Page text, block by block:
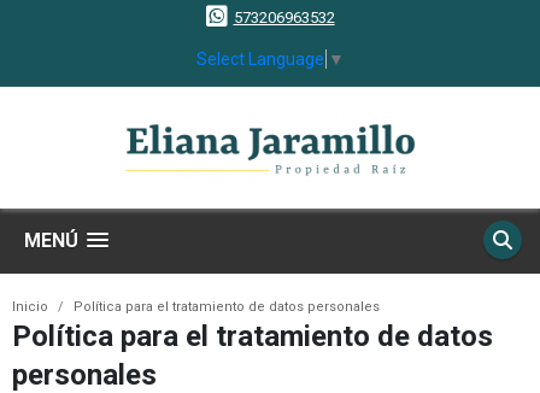
573206963532
Select Language ▼
MENÚ
Inicio Política para el tratamiento de datos personales
Política para el tratamiento de datos
personales